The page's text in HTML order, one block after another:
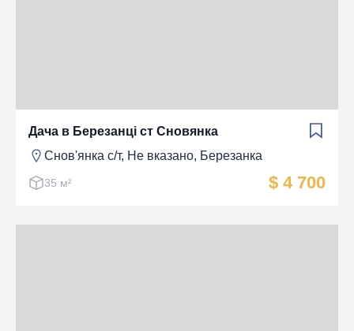
Дача в Березанці ст Сновянка
Снов'янка с/т, Не вказано, Березанка
35 м² $ 4 700